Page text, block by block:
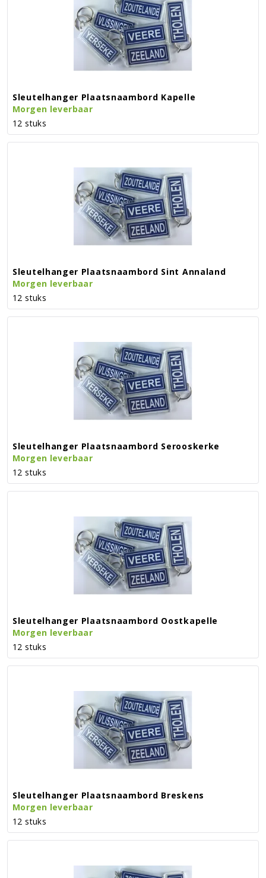
Sleutelhanger Plaatsnaambord Kapelle
Morgen leverbaar
12 stuks
Sleutelhanger Plaatsnaambord Sint Annaland
Morgen leverbaar
12 stuks
Sleutelhanger Plaatsnaambord Serooskerke
Morgen leverbaar
12 stuks
Sleutelhanger Plaatsnaambord Oostkapelle
Morgen leverbaar
12 stuks
Sleutelhanger Plaatsnaambord Breskens
Morgen leverbaar
12 stuks